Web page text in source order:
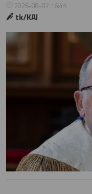
2026-08-07 16:45
tk/KAI